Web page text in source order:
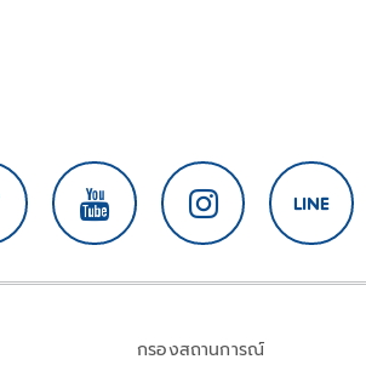
กรองสถานการณ์